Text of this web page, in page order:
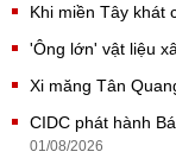
Khi miền Tây khát
'Ông lớn' vật liệu
Xi măng Tân
CIDC phát hành
01/08/2026